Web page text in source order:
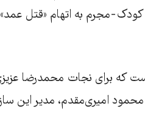
که برای نجات محمدرضا
محمود امیری‌مقدم، مدیر این